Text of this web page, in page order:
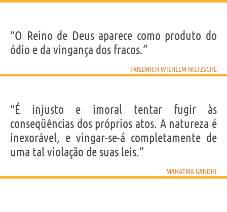
“O Reino de Deus aparece como produto do
ódio e da vingança dos fracos.”
FRIEDRICH WILHELM NIETZSCHE
“É injusto e imoral tentar fugir às
conseqüências dos próprios atos. A natureza é
inexorável, e vingar-se-á completamente de
uma tal violação de suas leis.”
MAHATMA GANDHI